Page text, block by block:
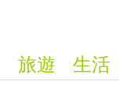
生活
旅遊